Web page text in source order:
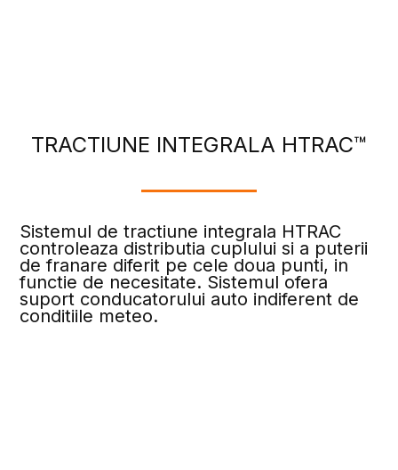
TRACTIUNE INTEGRALA HTRAC™
Sistemul de tractiune integrala HTRAC
controleaza distributia cuplului si a puterii
de franare diferit pe cele doua punti, in
functie de necesitate. Sistemul ofera
suport conducatorului auto indiferent de
conditiile meteo.